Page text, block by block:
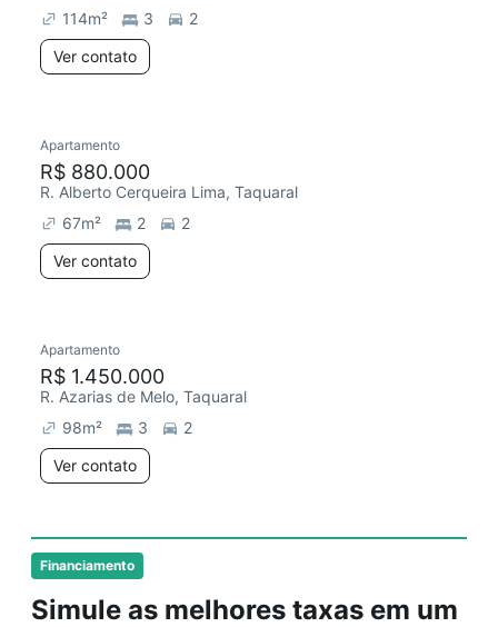
Financiamento
Simule as melhores taxas em um
114m² 3
2
Ver contato
Apartamento
R$ 880.000
R. Alberto Cerqueira Lima, Taquaral
67m² 2
2
Ver contato
Apartamento
R$ 1.450.000
R. Azarias de Melo, Taquaral
98m² 3
2
Ver contato